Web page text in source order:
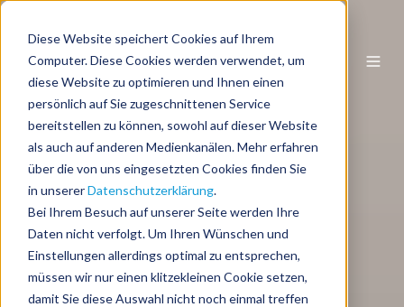
Diese Website speichert Cookies auf Ihrem
Computer. Diese Cookies werden verwendet, um
diese Website zu optimieren und Ihnen einen
persönlich auf Sie zugeschnittenen Service
bereitstellen zu können, sowohl auf dieser Website
als auch auf anderen Medienkanälen. Mehr erfahren
über die von uns eingesetzten Cookies finden Sie
in unsererDatenschutzerklärung.
Bei Ihrem Besuch auf unserer Seite werden Ihre
Daten nicht verfolgt. Um Ihren Wünschen und
Einstellungen allerdings optimal zu entsprechen,
müssen wir nur einen klitzekleinen Cookie setzen,
damit Sie diese Auswahl nicht noch einmal treffen
DE